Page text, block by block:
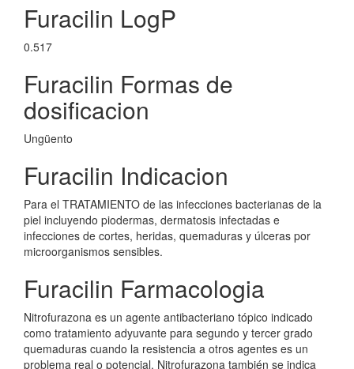
Furacilin LogP
0.517
Furacilin Formas de
dosificacion
Ungüento
Furacilin Indicacion
Para el TRATAMIENTO de las infecciones bacterianas de la
piel incluyendo piodermas, dermatosis infectadas e
infecciones de cortes, heridas, quemaduras y úlceras por
microorganismos sensibles.
Furacilin Farmacologia
Nitrofurazona es un agente antibacteriano tópico indicado
como tratamiento adyuvante para segundo y tercer grado
quemaduras cuando la resistencia a otros agentes es un
problema real o potencial. Nitrofurazona también se indica